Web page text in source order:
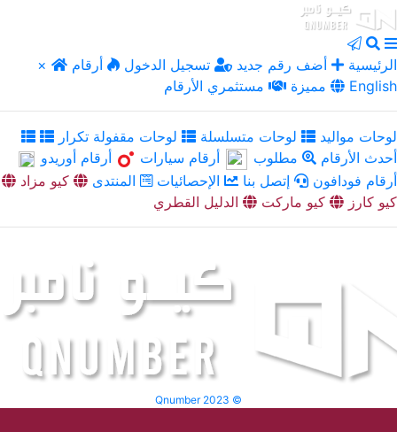
× الرئيسية أضف رقم جديد تسجيل الدخول
أرقام
مميزة
مستثمري الأرقام English
لوحات مواليد لوحات متسلسلة
لوحات مقفولة تكرار
أحدث الأرقام
مطلوب أرقام سيارات
أرقام أوريدو
أرقام فودافون
إتصل بنا الإحصائيات المنتدى
كيو مزاد
كيو كارز
كيو ماركت الدليل القطري
Qnumber 2023 ©